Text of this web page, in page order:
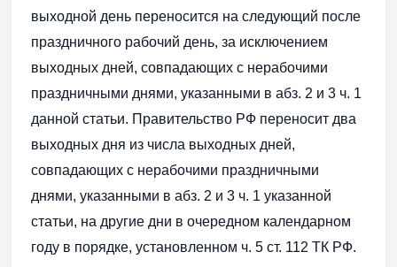
выходной день переносится на следующий после
праздничного рабочий день, за исключением
выходных дней, совпадающих с нерабочими
праздничными днями, указанными в абз. 2 и 3 ч. 1
данной статьи. Правительство РФ переносит два
выходных дня из числа выходных дней,
совпадающих с нерабочими праздничными
днями, указанными в абз. 2 и 3 ч. 1 указанной
статьи, на другие дни в очередном календарном
году в порядке, установленном ч. 5 ст. 112 ТК РФ.